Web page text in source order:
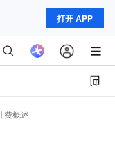
打开 APP
费概述